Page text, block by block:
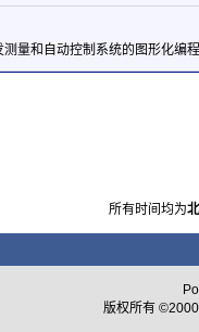
量和自动控制系统的图形化编
所有时间均为
版权所有